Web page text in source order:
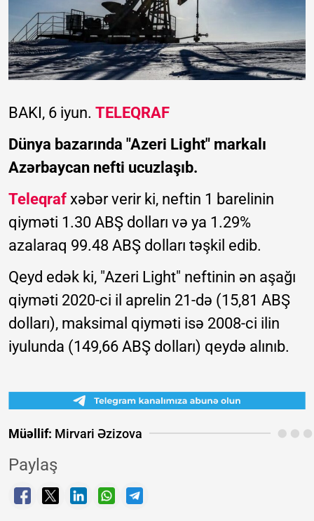
BAKI, 6 iyun. TELEQRAF
Dünya bazarında "Azeri Light" markalı
Azərbaycan nefti ucuzlaşıb.
Teleqraf xəbər verir ki, neftin 1 barelinin
qiyməti 1.30 ABŞ dolları və ya 1.29%
azalaraq 99.48 ABŞ dolları təşkil edib.
Qeyd edək ki, "Azeri Light" neftinin ən aşağı
qiyməti 2020-ci il aprelin 21-də (15,81 ABŞ
dolları), maksimal qiyməti isə 2008-ci ilin
iyulunda (149,66 ABŞ dolları) qeydə alınıb.
Müəllif: Mirvari Əzizova
Paylaş